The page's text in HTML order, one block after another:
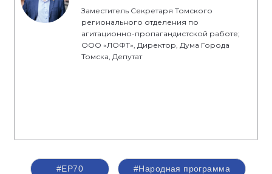
Заместитель Секретаря Томского
регионального отделения по
агитационно-пропагандистской работе;
ООО «ЛОФТ», Директор, Дума Города
Томска, Депутат
#ЕР70 #Народная программа